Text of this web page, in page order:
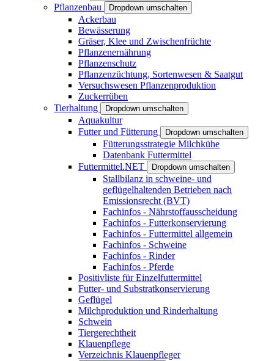
Pflanzenbau Dropdown umschalten
Ackerbau
Bewässerung
Gräser, Klee und Zwischenfrüchte
Pflanzenernährung
Pflanzenschutz
Pflanzenzüchtung, Sortenwesen & Saatgut
Versuchswesen Pflanzenproduktion
Zuckerrüben
Tierhaltung
Dropdown umschalten
Aquakultur
Futter und Fütterung
Dropdown umschalten
Fütterungsstrategie Milchkühe
Datenbank Futtermittel
Futtermittel.NET
Dropdown umschalten
Stallbilanz in schweine- und
geflügelhaltenden Betrieben nach
Emissionsrecht (BVT)
Fachinfos - Nährstoffausscheidung
Fachinfos - Futterkonservierung
Fachinfos - Futtermittel allgemein
Fachinfos - Schweine
Fachinfos - Rinder
Fachinfos - Pferde
Positivliste für Einzelfuttermittel
Futter- und Substratkonservierung
Geflügel
Milchproduktion und Rinderhaltung
Schwein
Tiergerechtheit
Klauenpflege
Verzeichnis Klauenpfleger